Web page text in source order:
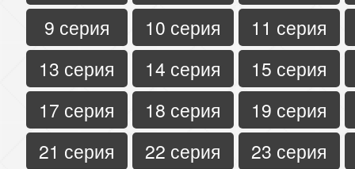
9 серия
10 серия
11 серия
13 серия
14 серия
15 серия
17 серия
18 серия
19 серия
21 серия
22 серия 23 серия